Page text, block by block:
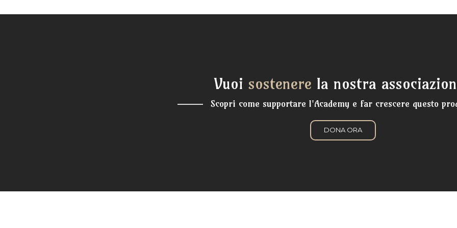
Vuoi sostenere la nostra
Scopri come supportare l'Academy e far crescere questo
DONA ORA